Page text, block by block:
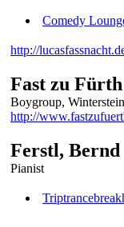
Comedy
http://
Fast zu Fürth
Boygroup, Winterstein
http://
Ferstl, Bernd
Pianist